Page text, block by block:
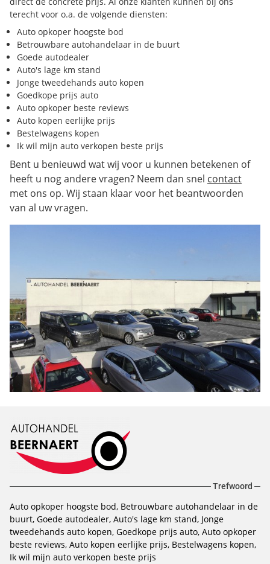
terecht voor o.a. de volgende diensten:
Auto opkoper hoogste bod
Betrouwbare autohandelaar in de buurt
Goede autodealer
Auto's lage km stand
Jonge tweedehands auto kopen
Goedkope prijs auto
Auto opkoper beste reviews
Auto kopen eerlijke prijs
Bestelwagens kopen
Ik wil mijn auto verkopen beste prijs
Bent u benieuwd wat wij voor u kunnen betekenen of
heeft u nog andere vragen? Neem dan snel contact
met ons op. Wij staan klaar voor het beantwoorden
van al uw vragen.
Trefwoord
Auto opkoper hoogste bod Betrouwbare autohandelaar in de
buurt Goede autodealer Auto's lage km stand Jonge
tweedehands auto kopen Goedkope prijs auto Auto opkoper
beste reviews Auto kopen eerlijke prijs Bestelwagens kopen
Ik wil mijn auto verkopen beste prijs